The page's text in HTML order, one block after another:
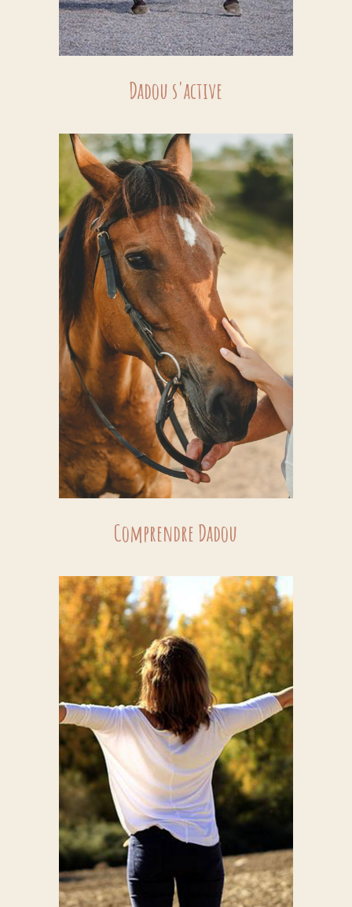
Dadou s'active
Comprendre Dadou